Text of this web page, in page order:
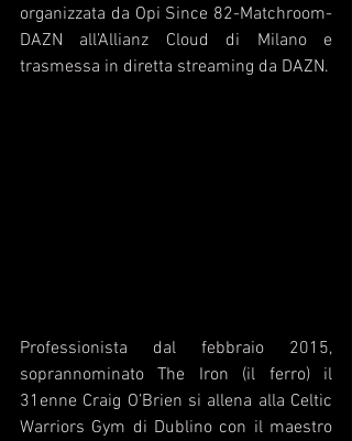
organizzata da Opi Since 82-Matchroom-
DAZN all’Allianz Cloud di Milano e
Professionista dal febbraio 2015,
soprannominato The Iron (il ferro) il
31enne Craig O’Brien si allena alla Celtic
Warriors Gym di Dublino con il maestro